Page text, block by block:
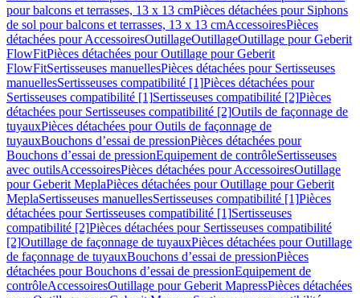
pour balcons et terrasses, 13 x 13 cmPièces détachées pour Siphons
de sol pour balcons et terrasses, 13 x 13 cmAccessoiresPièces
détachées pour AccessoiresOutillageOutillageOutillage pour Geberit
FlowFitPièces détachées pour Outillage pour Geberit
FlowFitSertisseuses manuellesPièces détachées pour Sertisseuses
manuellesSertisseuses compatibilité [1]Pièces détachées pour
Sertisseuses compatibilité [1]Sertisseuses compatibilité [2]Pièces
détachées pour Sertisseuses compatibilité [2]Outils de façonnage de
tuyauxPièces détachées pour Outils de façonnage de
tuyauxBouchons d’essai de pressionPièces détachées pour
Bouchons d’essai de pressionEquipement de contrôleSertisseuses
avec outilsAccessoiresPièces détachées pour AccessoiresOutillage
pour Geberit MeplaPièces détachées pour Outillage pour Geberit
MeplaSertisseuses manuellesSertisseuses compatibilité [1]Pièces
détachées pour Sertisseuses compatibilité [1]Sertisseuses
compatibilité [2]Pièces détachées pour Sertisseuses compatibilité
[2]Outillage de façonnage de tuyauxPièces détachées pour Outillage
de façonnage de tuyauxBouchons d’essai de pressionPièces
détachées pour Bouchons d’essai de pressionEquipement de
contrôleAccessoiresOutillage pour Geberit MapressPièces détachées